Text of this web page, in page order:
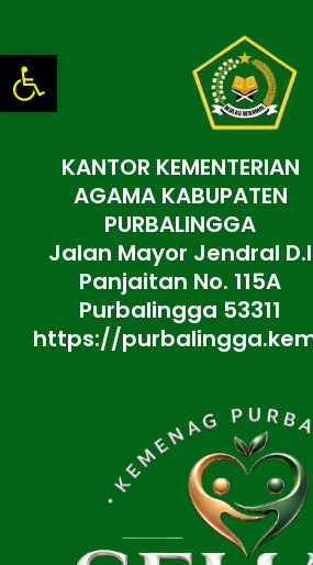
Open toolbar
konten
KANTOR KEMENTERIAN
AGAMA KABUPATEN
PURBALINGGA
Jalan Mayor Jendral D.I
Panjaitan No. 115A
Purbalingga 53311
https://